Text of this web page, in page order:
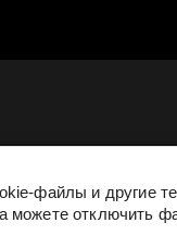
файлы и другие
можете отключить